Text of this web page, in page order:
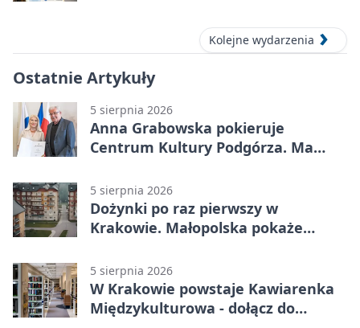
Kolejne wydarzenia
Ostatnie Artykuły
5 sierpnia 2026
Anna Grabowska pokieruje
Centrum Kultury Podgórza. Ma
5 sierpnia 2026
Dożynki po raz pierwszy w
Krakowie. Małopolska pokaże
5 sierpnia 2026
W Krakowie powstaje Kawiarenka
Międzykulturowa - dołącz do